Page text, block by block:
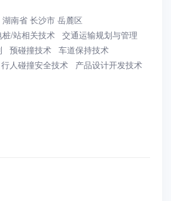
湖南省 长沙市 岳麓区
桩/站相关技术 交通运输规划与管理
预碰撞技术 车道保持技术
行人碰撞安全技术 产品设计开发技术